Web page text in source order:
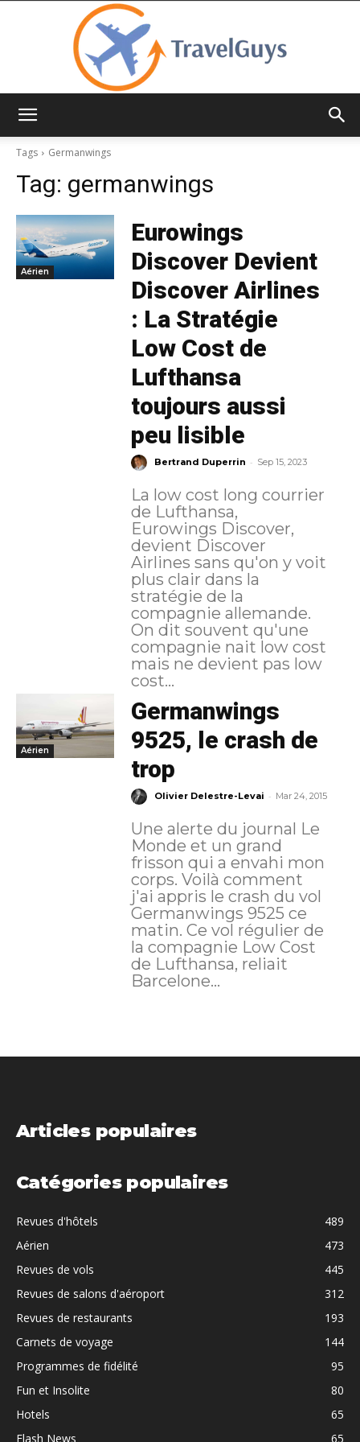
Tags
Germanwings
Tag: germanwings
Aérien
Eurowings
Discover Devient
Discover Airlines
: La Stratégie
Low Cost de
Lufthansa
toujours aussi
peu lisible
Bertrand Duperrin - Sep 15, 2023
La low cost long courrier
de Lufthansa,
Eurowings Discover,
devient Discover
Airlines sans qu'on y voit
plus clair dans la
stratégie de la
compagnie allemande.
On dit souvent qu'une
compagnie nait low cost
mais ne devient pas low
cost...
Aérien
Germanwings
9525, le crash de
trop
Olivier Delestre-Levai - Mar 24, 2015
Une alerte du journal Le
Monde et un grand
frisson qui a envahi mon
corps. Voilà comment
j'ai appris le crash du vol
Germanwings 9525 ce
matin. Ce vol régulier de
la compagnie Low Cost
de Lufthansa, reliait
Barcelone...
Articles populaires
Catégories populaires
Revues d'hôtels
489
Aérien
473
Revues de vols
445
Revues de salons d'aéroport
312
Revues de restaurants
193
Carnets de voyage
144
Programmes de fidélité
95
Fun et Insolite
80
Hotels
65
Flash News
65